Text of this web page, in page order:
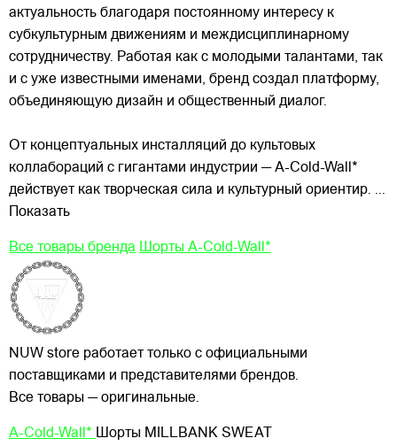
актуальность благодаря постоянному интересу к
субкультурным движениям и междисциплинарному
сотрудничеству. Работая как с молодыми талантами, так
и с уже известными именами, бренд создал платформу,
объединяющую дизайн и общественный диалог.
От концептуальных инсталляций до культовых
коллабораций с гигантами индустрии — A-Cold-Wall*
действует как творческая сила и культурный ориентир. ...
Показать
Все товары бренда Шорты A-Cold-Wall*
NUW store работает только с официальными
поставщиками и представителями брендов.
Все товары — оригинальные.
A-Cold-Wall* Шорты MILLBANK SWEAT